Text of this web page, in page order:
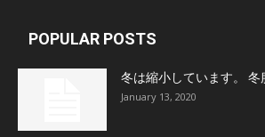
POPULAR POSTS
冬は縮小しています。 冬
January 13, 2020